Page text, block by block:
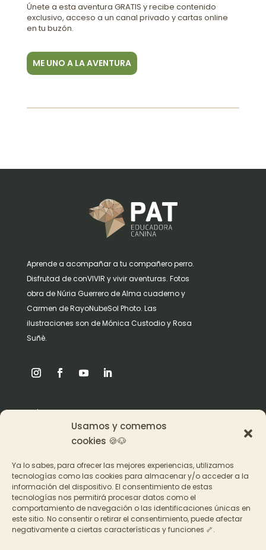
Usamos y comemos
cookies 🍪🐶
Ya lo sabes, para ofrecer las mejores experiencias, utilizamos
tecnologías como las cookies para almacenar y/o acceder a la
información del dispositivo. El consentimiento de estas
tecnologías nos permitirá procesar datos como el
comportamiento de navegación o las identificaciones únicas en
este sitio. No consentir o retirar el consentimiento, puede afectar
negativamente a ciertas características y funciones 🦴.
Únete a esta aventura GRATIS y recibe contenido
exclusivo, acceso a un canal privado y cartas online
en tu buzón.
ME UNO A LA AVENTURA
Aprende a acompañar a tu compañero perro.
Disfrutad de conVIVIR y vivir aventuras. Fotos
obra de Núria Guerrero de Alma cuaderno y
Carmen de RayoNubeSol Photo. Las
ilustraciones son de Mónica Custodio y Rosa
Suñè.
Origen
Pat en los medios
Acceder a los cursos
Contacto